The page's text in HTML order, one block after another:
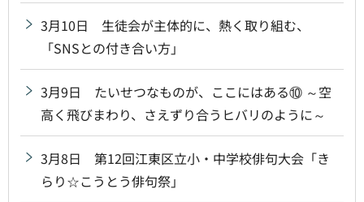
3月10日 生徒会が主体的に、熱く取り組む、
「SNSとの付き合い方」
3月9日 たいせつなものが、ここにはある⑩ ～空
高く飛びまわり、さえずり合うヒバリのように～
3月8日 第12回江東区立小・中学校俳句大会「き
らり☆こうとう俳句祭」